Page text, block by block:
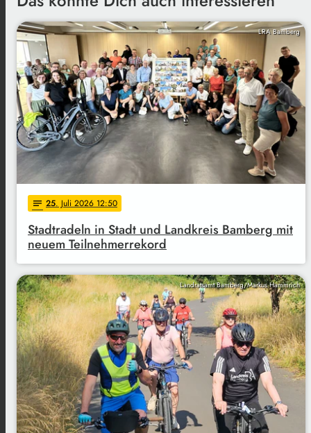
LRA Bamberg
notes 25. Juli 2026 12:50
Stadtradeln in Stadt und Landkreis Bamberg mit
neuem Teilnehmerrekord
Landratsamt Bamberg/Markus Hammrich